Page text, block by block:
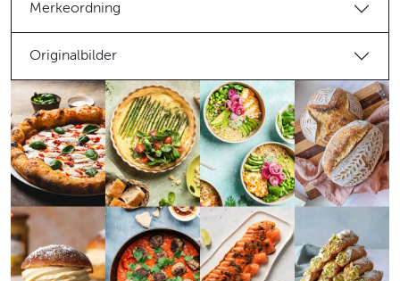
Merkeordning
Originalbilder